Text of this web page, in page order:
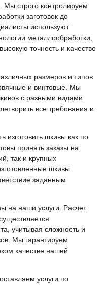
Мы строго контролируем
заготовок до
используют
металлообработки,
точность и качество
размеров и типов
и винтовые. Мы
с разными видами
все требования и
изготовить шкивы как по
принять заказы на
так и крупных
шкивы
заданным
на наши услуги. Расчет
учитывая сложность и
Мы гарантируем
качестве нашей
услуги по